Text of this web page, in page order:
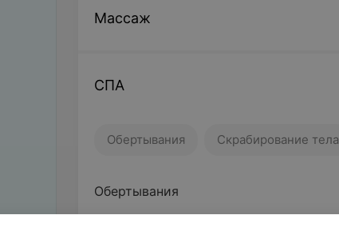
Массаж
СПА
Обертывания Скрабирование тела
Обертывания